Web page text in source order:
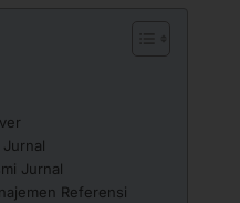
Jurnal
Referensi